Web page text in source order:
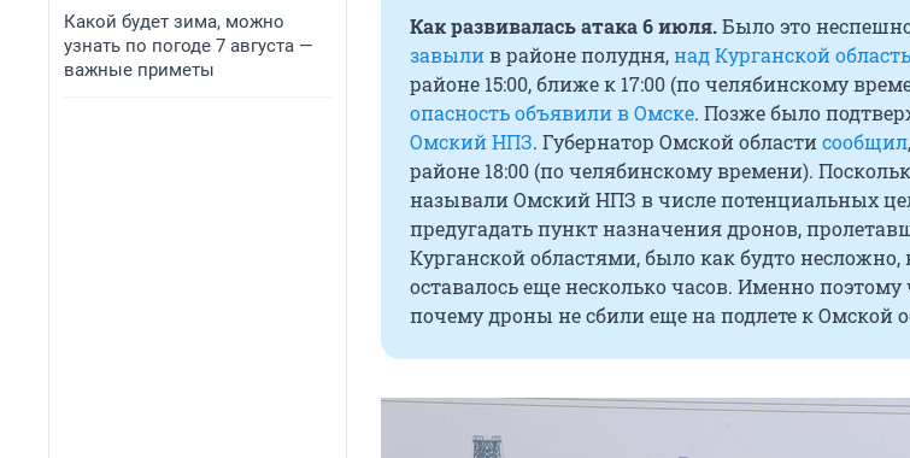
Какой будет зима, можно
узнать по погоде 7 августа —
важные приметы
Как развивалась атака 6 июля.Было это
завылив районе полудня,над Курганской
районе 15:00, ближе к 17:00 (по челябинскому
опасность объявили в Омске. Позже было
Омский НПЗ. Губернатор Омской областисообщил
районе 18:00 (по челябинскому времени).
называли Омский НПЗ в числе потенциальных
предугадать пункт назначения дронов,
Курганской областями, было как будто несложно,
оставалось еще несколько часов. Именно
почему дроны не сбили еще на подлете к Омской